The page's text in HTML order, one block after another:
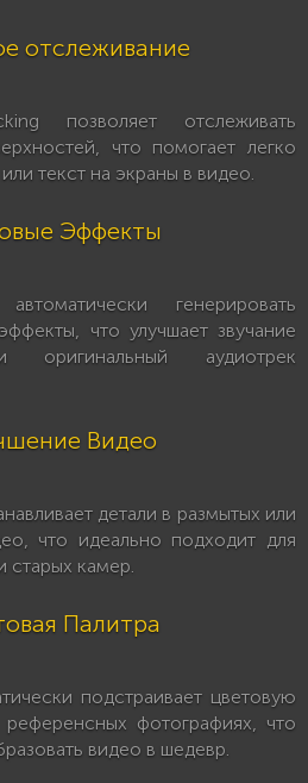
отслеживание
позволяет отслеживать
что помогает легко
текст на экраны в видео.
Эффекты
генерировать
что улучшает звучание
аудиотрек
Видео
детали в размытых или
что идеально подходит для
старых камер.
Палитра
подстраивает цветовую
фотографиях, что
видео в шедевр.